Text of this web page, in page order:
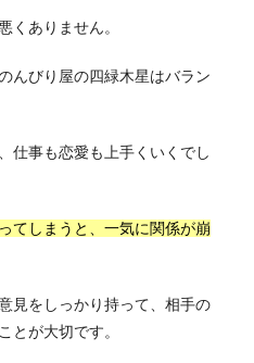
くありません。
んびり屋の四緑木星はバラン
仕事も恋愛も上手くいくでし
てしまうと、一気に関係が崩
見をしっかり持って、相手の
とが大切です。